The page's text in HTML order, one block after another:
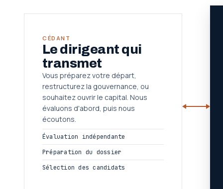
CÉDANT
Le dirigeant qui
transmet
Vous préparez votre départ,
restructurez la gouvernance, ou
souhaitez ouvrir le capital. Nous
évaluons d'abord, puis nous
écoutons.
Évaluation indépendante
Préparation du dossier
Sélection des candidats